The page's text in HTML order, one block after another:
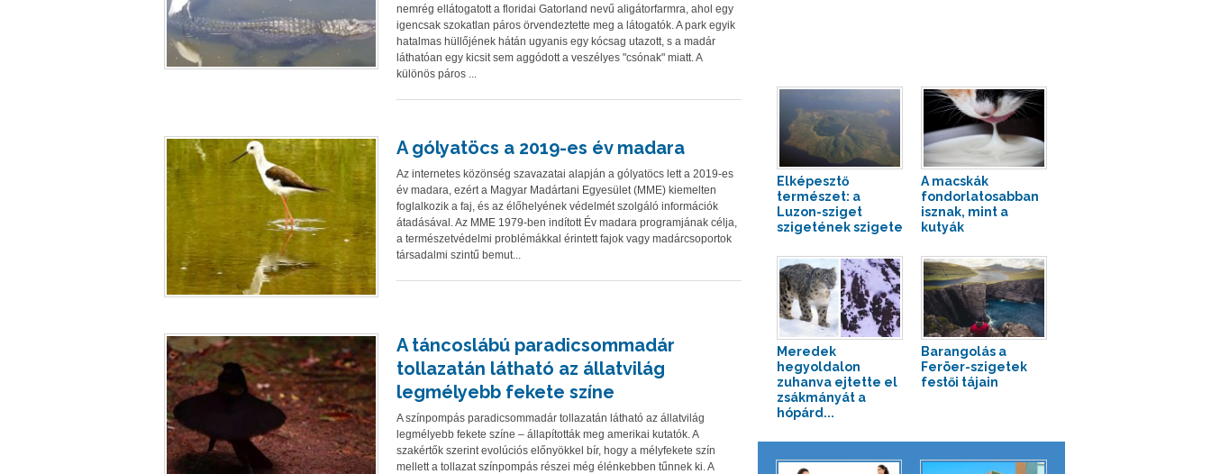
nemrég ellátogatott a floridai Gatorland nevű aligátorfarmra, ahol egy
igencsak szokatlan páros örvendeztette meg a látogatók. A park egyik
hatalmas hüllőjének hátán ugyanis egy kócsag utazott, s a madár
láthatóan egy kicsit sem aggódott a veszélyes "csónak" miatt. A
különös páros ...
A gólyatöcs a 2019-es év madara
Az internetes közönség szavazatai alapján a gólyatöcs lett a 2019-es
év madara, ezért a Magyar Madártani Egyesület (MME) kiemelten
foglalkozik a faj, és az élőhelyének védelmét szolgáló információk
átadásával. Az MME 1979-ben indított Év madara programjának célja,
a természetvédelmi problémákkal érintett fajok vagy madárcsoportok
társadalmi szintű bemut...
A táncoslábú paradicsommadár
tollazatán látható az állatvilág
legmélyebb fekete színe
A színpompás paradicsommadár tollazatán látható az állatvilág
legmélyebb fekete színe – állapították meg amerikai kutatók. A
szakértők szerint evolúciós előnyökkel bír, hogy a mélyfekete szín
mellett a tollazat színpompás részei még élénkebben tűnnek ki. A
Elképesztő
természet: a
Luzon-sziget
szigetének szigete
A macskák
fondorlatosabban
isznak, mint a
kutyák
Meredek
hegyoldalon
zuhanva ejtette el
zsákmányát a
hópárd...
Barangolás a
Feröer-szigetek
festői tájain